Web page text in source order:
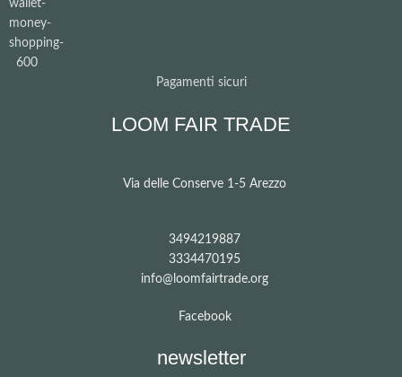
Pagamenti sicuri
LOOM FAIR TRADE
Via delle Conserve 1-5 Arezzo
3494219887
3334470195
info@loomfairtrade.org
Facebook
newsletter